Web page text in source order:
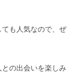
も人気なので、ぜ
の出会いを楽しみ